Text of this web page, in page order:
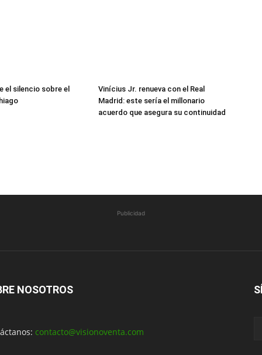
el silencio sobre el
Vinícius Jr. renueva con el Real
Madrid: este sería el millonario
acuerdo que asegura su continuidad
Publicidad
NOSOTROS
contacto@visionoventa.com